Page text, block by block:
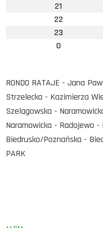
21
22
23
0
RONDO RATAJE - Jana
Strzelecka - Kazimierza
Szelągowska -
Naramowicka - Radojewo
Biedrusko/Poznańska -
PARK